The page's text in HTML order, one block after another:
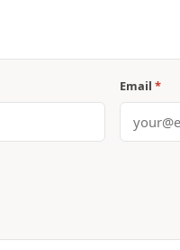
Email*